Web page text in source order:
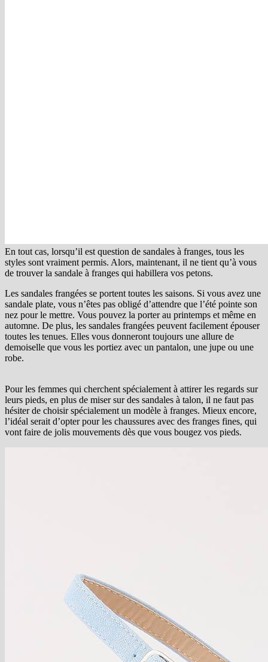
En tout cas, lorsqu’il est question de sandales à franges, tous les
styles sont vraiment permis. Alors, maintenant, il ne tient qu’à vous
de trouver la sandale à franges qui habillera vos petons.
Les sandales frangées se portent toutes les saisons. Si vous avez une
sandale plate, vous n’êtes pas obligé d’attendre que l’été pointe son
nez pour le mettre. Vous pouvez la porter au printemps et même en
automne. De plus, les sandales frangées peuvent facilement épouser
toutes les tenues. Elles vous donneront toujours une allure de
demoiselle que vous les portiez avec un pantalon, une jupe ou une
robe.
Pour les femmes qui cherchent spécialement à attirer les regards sur
leurs pieds, en plus de miser sur des sandales à talon, il ne faut pas
hésiter de choisir spécialement un modèle à franges. Mieux encore,
l’idéal serait d’opter pour les chaussures avec des franges fines, qui
vont faire de jolis mouvements dès que vous bougez vos pieds.